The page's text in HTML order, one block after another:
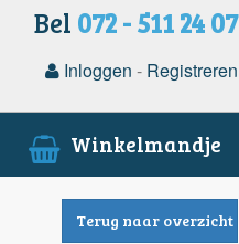
Bel 072 - 511 24 07
Inloggen - Registreren
Winkelmandje
Terug naar overzicht